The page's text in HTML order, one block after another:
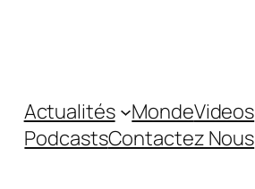
Actualités MondeVideos
PodcastsContactez Nous